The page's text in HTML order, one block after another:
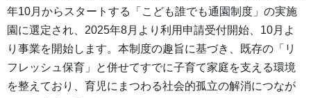
年10月からスタートする「こども誰でも通園制度」の実施
園に選定され、2025年8月より利用申請受付開始、10月よ
り事業を開始します。本制度の趣旨に基づき、既存の「リ
フレッシュ保育」と併せてすでに子育て家庭を支える環境
を整えており、育児にまつわる社会的孤立の解消につなが